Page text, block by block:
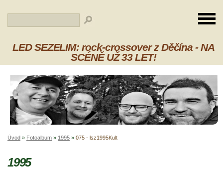
LED SEZELIM: rock-crossover z Děčína - NA
SCÉNĚ UŽ 33 LET!
Úvod » Fotoalbum » 1995 » 075 - lsz1995Kult
1995